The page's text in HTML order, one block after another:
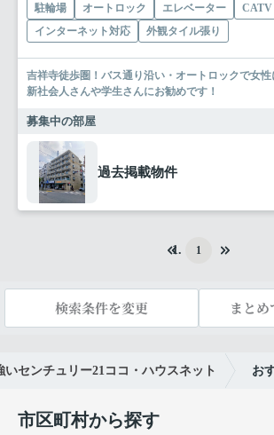
駐輪場 オートロック エレベーター
CATV
インターネット対応
外観タイル張り
吉祥寺徒歩圏！バス通り沿い・オートロックで女性
新社会人さんや学生さんにお勧めです！
募集中の部屋
過去掲載物件
1
検索条件を変更 まと
センチュリー21ココ・ハウスネット お
市区町村から探す